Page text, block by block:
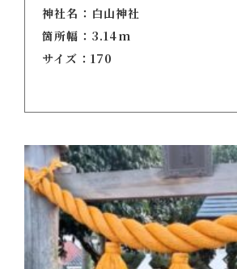
神社名：白山神社
箇所幅：3.14m
サイズ：170